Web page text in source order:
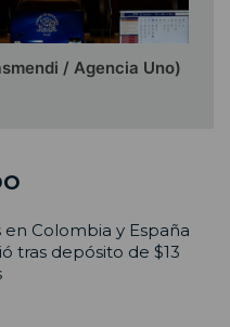
/ Agencia Uno)
Colombia y España
tras depósito de $13